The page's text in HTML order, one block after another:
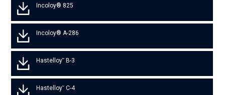
Incoloy® 825
Incoloy® A-286
Hastelloy˘ B-3
Hastelloy˘ C-4